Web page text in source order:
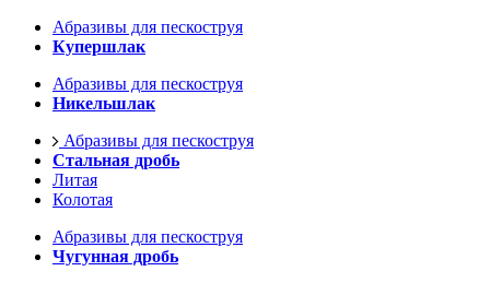
Абразивы для пескоструя
Купершлак
Абразивы для пескоструя
Никельшлак
Абразивы для пескоструя
Стальная дробь
Литая
Колотая
Абразивы для пескоструя
Чугунная дробь